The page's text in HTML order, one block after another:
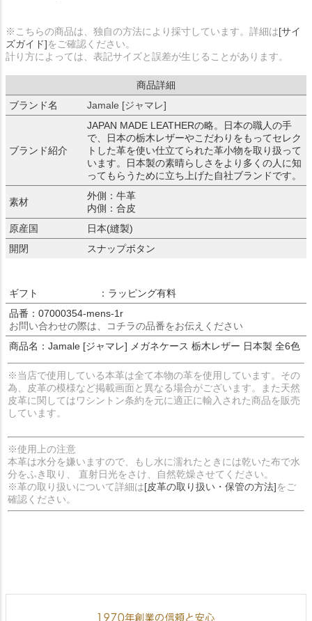
※こちらの商品は、独自の方法により採寸しています。詳細は[サイ
ズガイド]をご確認ください。
計り方によっては、表記サイズと誤差が生じることがあります。
商品詳細
ブランド名
Jamale [ジャマレ]
ブランド紹介
JAPAN MADE LEATHERの略。日本の職人の手
で、日本の栃木レザーやこだわりをもってセレク
トした革を使い仕立てられた革小物を取り扱って
います。日本製の素晴らしさをより多くの人に知
ってもらうために立ち上げた自社ブランドです。
素材
外側：牛革
内側：合皮
原産国
日本(縫製)
開閉
スナップボタン
ギフト
：ラッピング有料
品番：07000354-mens-1r
お問い合わせの際は、コチラの品番をお伝えください
商品名：Jamale [ジャマレ] メガネケース 栃木レザー 日本製 全6色
※当店で使用している本革は全て本物の革を使用しています。その
為、皮革の模様など掲載画面と異なる場合がございます。また天然
皮革に関してはワシントン条約を元に適正に輸入された商品を販売
しています。
※使用上の注意
本革は水分を嫌いますので、もし水に濡れたときには乾いた布で水
分をふき取り、 直射日光をさけ、自然乾燥させてください。
※革の取り扱いについて詳細は[皮革の取り扱い・保管の方法]をご
確認ください。